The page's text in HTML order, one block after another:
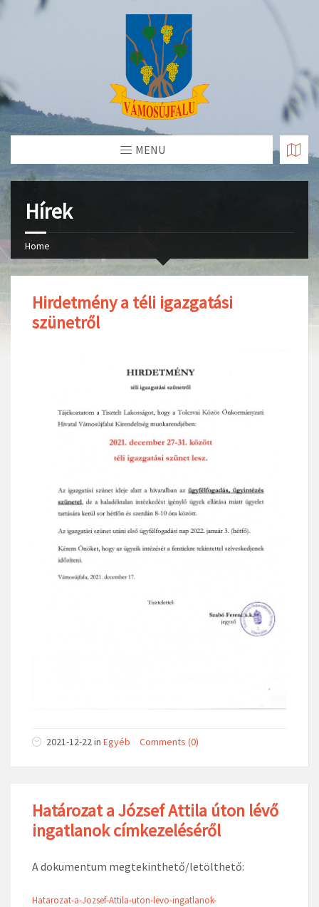
Skip
MENU
Hírek
Home
Hirdetmény a téli igazgatási
szünetről
2021-12-22in Egyéb Comments (0)
Határozat a József Attila úton lévő
ingatlanok címkezeléséről
A dokumentum megtekinthető/letölthető:
Hatarozat-a-Jozsef-Attila-uton-levo-ingatlanok-